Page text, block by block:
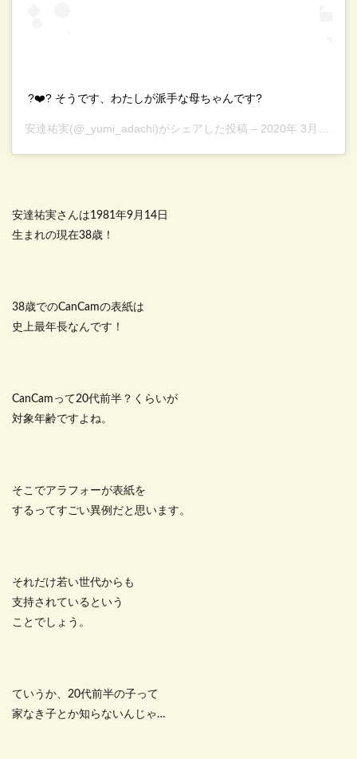
?❤️? そうです、わたしが派手な母ちゃんです?
安達祐実(@_yumi_adachi)がシェアした投稿 – 2020年 3月月16日午前1時55分PDT
安達祐実さんは1981年9月14日
生まれの現在38歳！
38歳でのCanCamの表紙は
史上最年長なんです！
CanCamって20代前半？くらいが
対象年齢ですよね。
そこでアラフォーが表紙を
するってすごい異例だと思います。
それだけ若い世代からも
支持されているという
ことでしょう。
ていうか、20代前半の子って
家なき子とか知らないんじゃ…